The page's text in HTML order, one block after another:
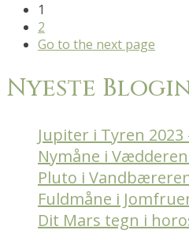
1
2
Go to the next page
Nyeste
Jupiter i Tyren 2023
Nymåne i Vædderen
Pluto i
Fuldmåne i
Dit Mars tegn i